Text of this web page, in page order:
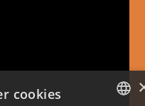
cookies